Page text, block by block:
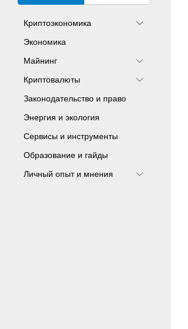
Криптоэкономика
Экономика
Майнинг
Криптовалюты
Законодательство и право
Энергия и экология
Сервисы и инструменты
Образование и гайды
Личный опыт и мнения